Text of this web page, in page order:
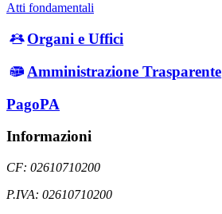
Atti fondamentali
Organi e Uffici
Amministrazione Trasparente
PagoPA
Informazioni
CF: 02610710200
P.IVA: 02610710200